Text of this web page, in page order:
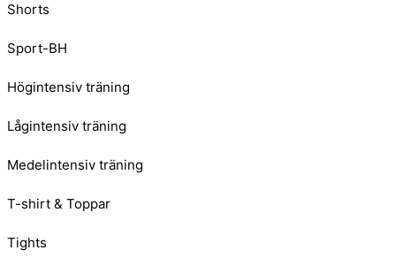
Shorts
Sport-BH
Högintensiv träning
Lågintensiv träning
Medelintensiv träning
T-shirt & Toppar
Tights